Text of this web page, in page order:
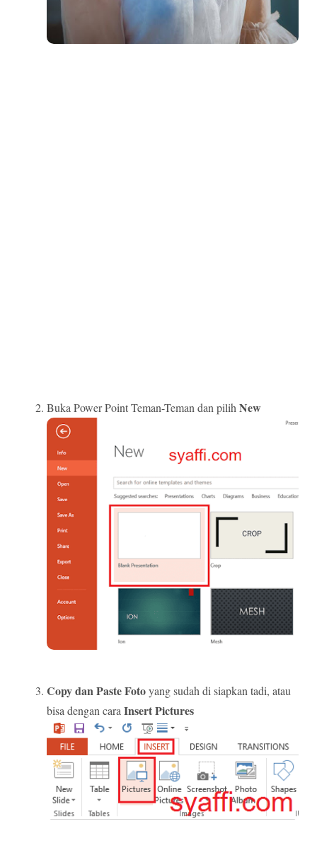
Buka Power Point Teman-Teman dan pilihNew
Copy dan Paste Fotoyang sudah di siapkan tadi, atau
bisa dengan caraInsert Pictures